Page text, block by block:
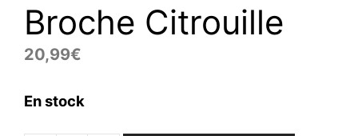
Broche Citrouille
20,99€
En stock